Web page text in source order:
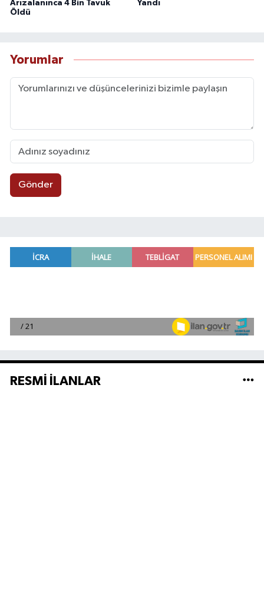
Arızalanınca 4 Bin Tavuk
Öldü
Yandı
Yorumlar
Gönder
RESMİ İLANLAR